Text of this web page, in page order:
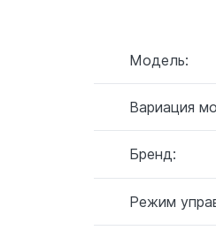
Модель:
Вариация
Бренд:
Режим